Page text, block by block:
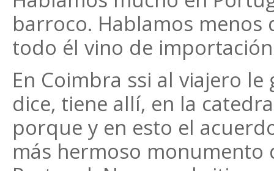
barroco. Hablamos
todo él vino de
En Coimbra ssi al viajero
dice, tiene allí, en la
porque y en esto el
más hermoso monumento